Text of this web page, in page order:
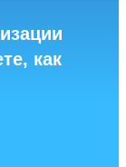
как